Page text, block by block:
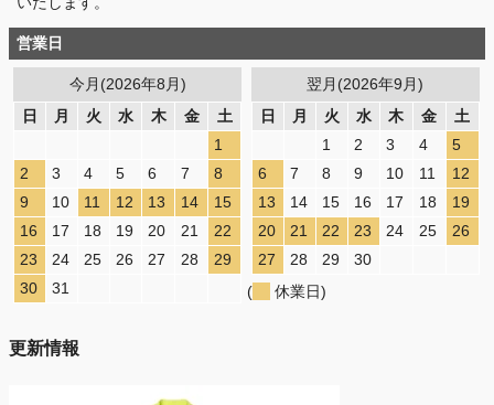
営業日
今月(2026年8月)
日
月 火 水 木 金
土
1
2
3 4 5 6 7
8
9
10 11 12 13 14
15
16
17 18 19 20 21
22
23
24 25 26 27 28
29
30
31
翌月(2026年9月)
日
月 火 水 木 金
土
1
2 3 4
5
6
7 8 9 10 11
12
13
14 15 16 17 18
19
20
21 22 23 24 25
26
27
28 29
30
(
休業日)
更新情報